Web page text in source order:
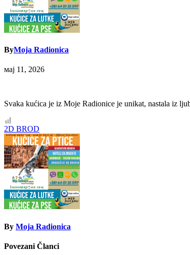
ByMoja Radionica
мај 11, 2026
Svaka kućica je iz Moje Radionice je unikat, nastala iz
Кретање
чланка
2D BROD
By Moja Radionica
Povezani Članci